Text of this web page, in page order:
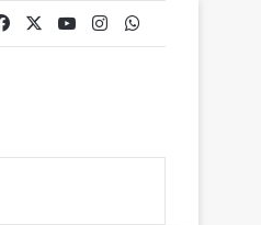
Facebook YouTubeInstagram